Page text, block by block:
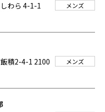
わら 4-1-1
メンズ
積2-4-1 2100
メンズ